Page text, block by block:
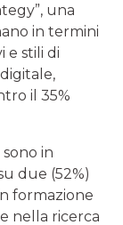
una
in termini
e stili di
il 35%
in
due (52%)
formazione
nella ricerca